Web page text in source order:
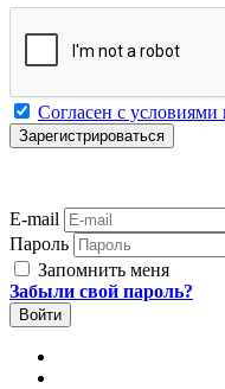
Согласен с условиями
E-mail
Пароль
Запомнить меня
Забыли свой пароль?